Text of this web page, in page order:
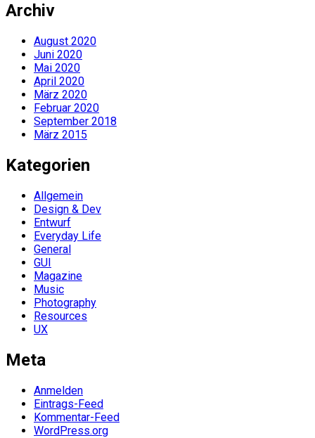
Archiv
August 2020
Juni 2020
Mai 2020
April 2020
März 2020
Februar 2020
September 2018
März 2015
Kategorien
Allgemein
Design & Dev
Entwurf
Everyday Life
General
GUI
Magazine
Music
Photography
Resources
UX
Meta
Anmelden
Eintrags-Feed
Kommentar-Feed
WordPress.org